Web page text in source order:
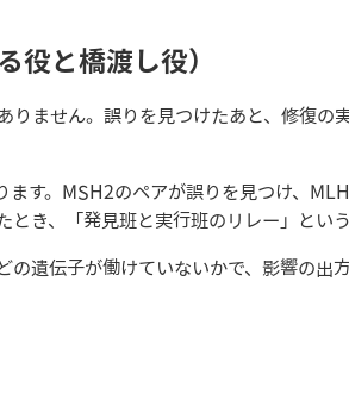
役と橋渡し役）
ません。誤りを見つけたあと、修復の
す。MSH2のペアが誤りを見つけ、
き、「発見班と実行班のリレー」とい
の遺伝子が働けていないかで、影響の出